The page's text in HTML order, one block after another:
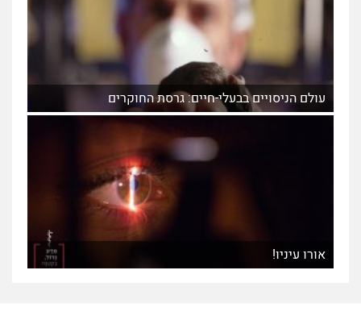
עולם הניסויים בבעלי-חיים: גרסת החוקרים
אורו עיניו!